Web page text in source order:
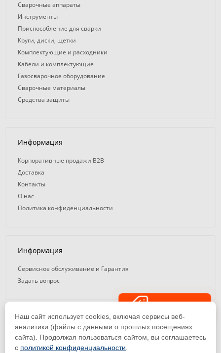
Сварочные аппараты
Инструменты
Приспособление для сварки
Круги, диски, щетки
Комплектующие и расходники
Кабели и комплектующие
Газосварочное оборудование
Сварочные материалы
Средства защиты
Информация
Корпоративные продажи B2B
Доставка
Контакты
О нас
Политика конфиденциальности
Информация
Сервисное обслуживание и Гарантия
Задать вопрос
© 2008 — 2026. ООО «ТК Вэлд Плюс»
Email: ideasvarki@wp116.ru
Тел.: 8 800 101-08-75 (с 10:00 до 19:00)
Наш сайт использует cookies, включая сервисы веб-
аналитики (файлы с данными о прошлых посещениях
сайта). Продолжая пользоваться сайтом, вы соглашаетесь
с политикой конфиденциальности